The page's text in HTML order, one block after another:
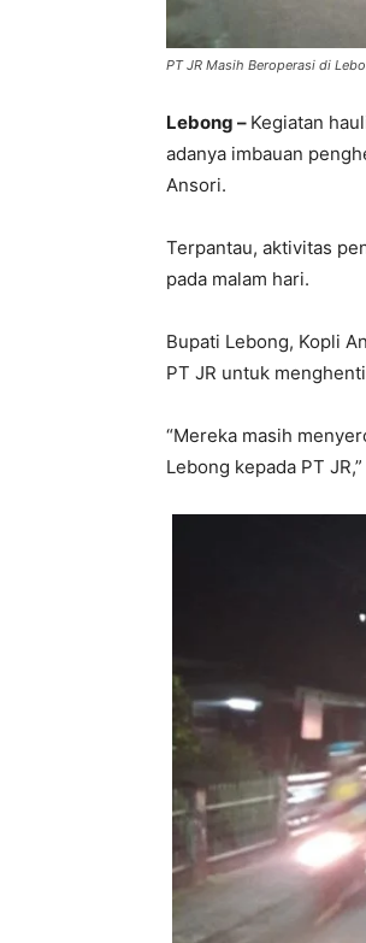
PT JR Masih Beroperasi di
Lebong – Kegiatan
adanya imbauan
Ansori.
Terpantau, aktivitas
pada malam hari.
Bupati Lebong, Kopli
PT JR untuk
“Mereka masih
Lebong kepada PT